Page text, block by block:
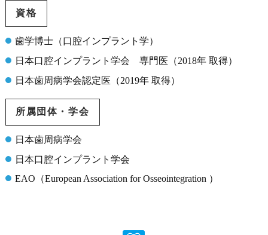
資格
歯学博士（口腔インプラント学）
日本口腔インプラント学会 専門医（2018年 取得）
日本歯周病学会認定医（2019年 取得）
所属団体・学会
日本歯周病学会
日本口腔インプラント学会
EAO（European Association for Osseointegration ）